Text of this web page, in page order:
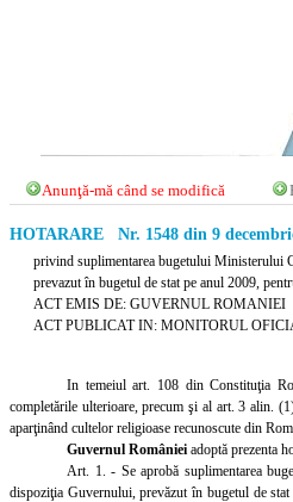
Anunţă-mă când se modifică
HOTARARE Nr. 1548 din 9
privind suplimentarea bugetului Ministerului
prevazut în bugetul de stat pe anul 2009,
ACT EMIS DE: GUVERNUL ROMANIEI
ACT PUBLICAT IN: MONITORUL
In temeiul art. 108 din Constituţia
completările ulterioare, precum şi al art. 3 alin.
aparţinând cultelor religioase recunoscute din
Guvernul României adoptă prezenta
Art. 1. - Se aprobă suplimentarea
dispoziţia Guvernului, prevăzut în bugetul de